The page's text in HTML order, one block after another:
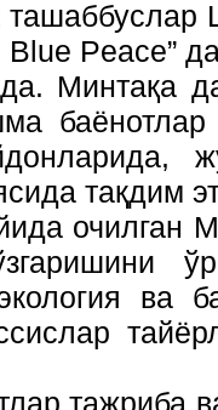
Peace”
Минтақа
тақдим
очилган
ва
тажриба